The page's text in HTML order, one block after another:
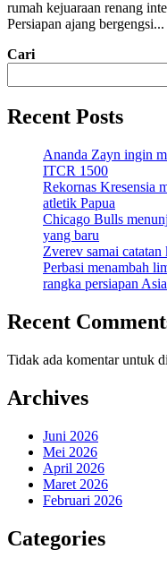
rumah kejuaraan renang
Persiapan ajang bergengsi...
Cari
Recent Posts
Ananda Zayn ingin
ITCR 1500
Rekornas Kresensia
atletik Papua
Chicago Bulls
yang baru
Zverev samai
Perbasi menambah
rangka persiapan
Recent
Tidak ada komentar untuk
Archives
Juni 2026
Mei 2026
April 2026
Maret 2026
Februari 2026
Categories